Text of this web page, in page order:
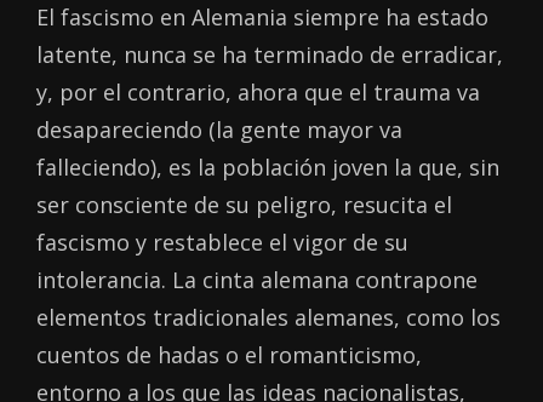
El fascismo en Alemania siempre ha estado
latente, nunca se ha terminado de erradicar,
y, por el contrario, ahora que el trauma va
desapareciendo (la gente mayor va
falleciendo), es la población joven la que, sin
ser consciente de su peligro, resucita el
fascismo y restablece el vigor de su
intolerancia. La cinta alemana contrapone
elementos tradicionales alemanes, como los
cuentos de hadas o el romanticismo,
entorno a los que las ideas nacionalistas,